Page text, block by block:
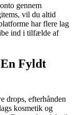
gennem
vil du altid
har flere lag
ind i tilfælde af
Fyldt
drops, efterhånden
kosmetik og